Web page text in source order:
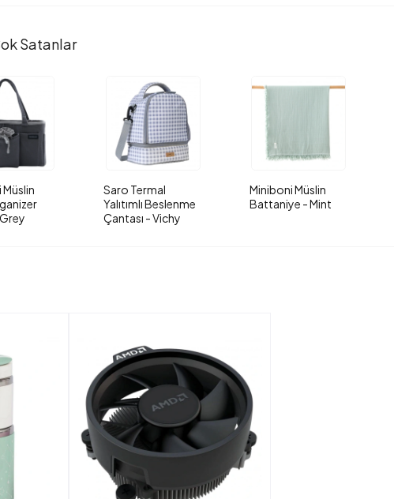
Satanlar
Saro Termal
Yalıtımlı Beslenme
Çantası - Vichy
Miniboni Müslin
Battaniye - Mint